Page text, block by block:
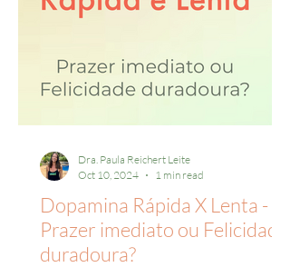
Dopamina Rápida X Lenta -
Prazer imediato ou Felicidade
duradoura?
Dra. Paula Reichert Leite
Oct 10, 2024
1 min read